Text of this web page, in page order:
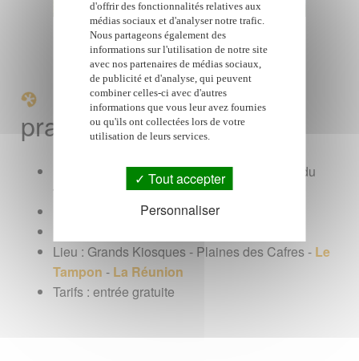
Le salon du trail en
pratique
Evenement : 3ème édition du salon du trail, du
vélo et du sport de l'Océan Indien
Dates : du 8 au 10 août 2025
Lieu : Grands Kiosques - Plaines des Cafres - Le
Tampon - La Réunion
Tarifs : entrée gratuite
d'offrir des fonctionnalités relatives aux
médias sociaux et d'analyser notre trafic.
Nous partageons également des
informations sur l'utilisation de notre site
avec nos partenaires de médias sociaux,
de publicité et d'analyse, qui peuvent
combiner celles-ci avec d'autres
informations que vous leur avez fournies
ou qu'ils ont collectées lors de votre
utilisation de leurs services.
Tout accepter
Personnaliser